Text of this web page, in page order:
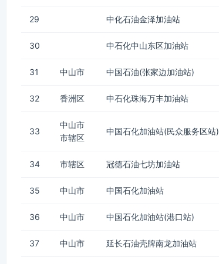
29 中化石油金泽加油站
30 中石化中山东区加油站
31 中山市 中国石油(张家边加油站)
32 香洲区 中石化珠海万丰加油站
33
中山市
市辖区
中国石化加油站(民众服务区站)
34 市辖区 冠德石油七坊加油站
35 中山市 中国石化加油站
36 中山市 中国石化加油站(港口站)
37 中山市 延长石油壳牌南龙加油站